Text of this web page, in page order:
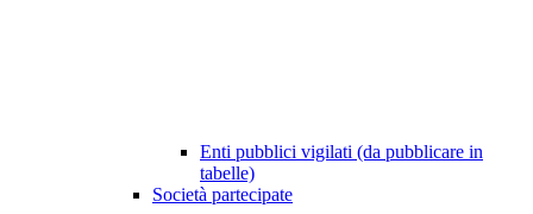
Enti pubblici vigilati (da pubblicare in
tabelle)
Società partecipate